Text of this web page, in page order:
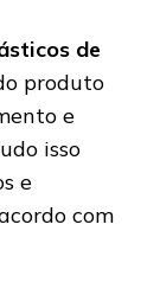
de
produto
e
isso
e
com